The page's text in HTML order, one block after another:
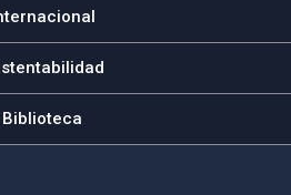
Biblioteca